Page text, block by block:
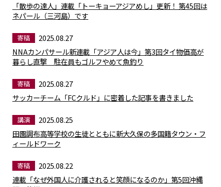
「散歩の達人」連載「トーキョーアジアめし」更新！ 第45回は
ネパール（三河島）です
寄稿
2025.08.27
NNAカンパサール新連載「アジア人は今」第3回タイ物価高が
暮らし直撃 駐在員もゴルフやめて魚釣り
寄稿
2025.08.27
サッカーチーム「FCクルド」に密着した記事を書きました
講演
2025.08.25
田園調布高等学校の生徒とともに新大久保の多国籍タウン・フ
ィールドワーク
寄稿
2025.08.22
連載「なぜ外国人に介護されると笑顔になるのか」第5回沖縄